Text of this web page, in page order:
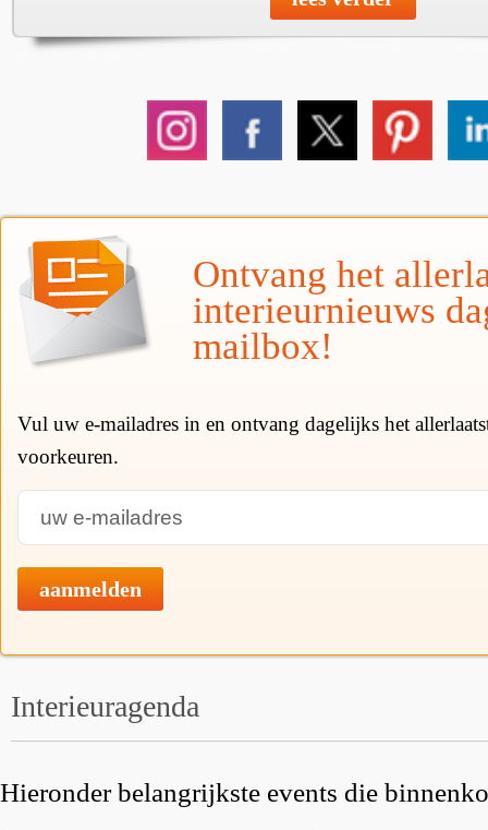
Ontvang het
interieurnieuws
mailbox!
Vul uw e-mailadres in en ontvang dagelijks het
voorkeuren.
aanmelden
Interieuragenda
Hieronder belangrijkste events die